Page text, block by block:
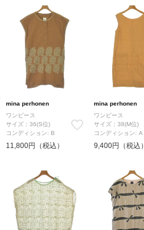
mina perhonen
ワンピース
サイズ：36(S位)
コンディション: B
11,800円（税込）
mina perhonen
ワンピース
サイズ：38(M位)
コンディション: A
9,400円（税込）